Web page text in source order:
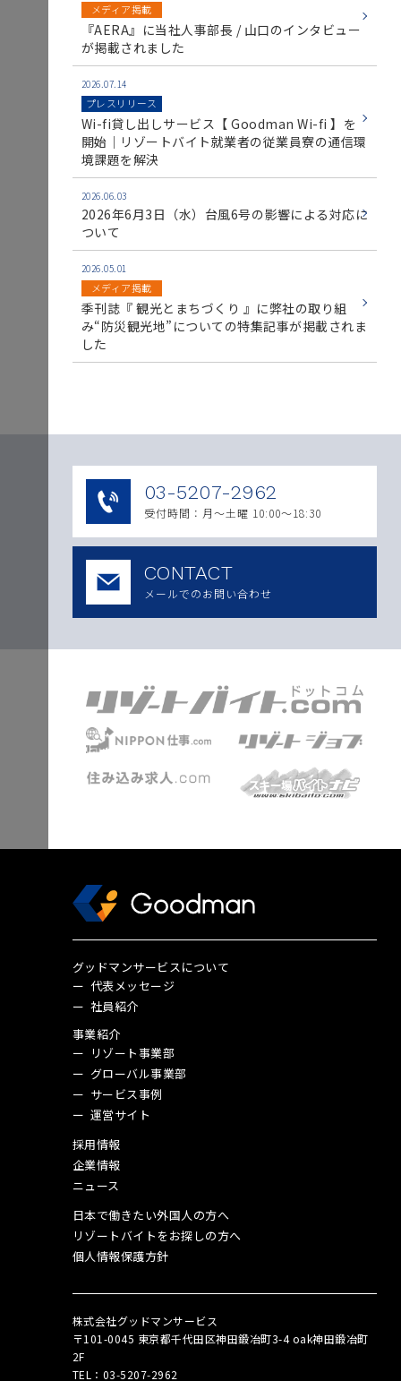
メディア掲載
『AERA』に当社人事部長 / 山口のインタビュー
が掲載されました
2026.07.14
プレスリリース
Wi-fi貸し出しサービス【 Goodman Wi-fi 】を
開始｜リゾートバイト就業者の従業員寮の通信環
境課題を解決
2026.06.03
2026年6月3日（水）台風6号の影響による対応に
ついて
2026.05.01
メディア掲載
季刊誌『 観光とまちづくり 』に弊社の取り組
み“防災観光地”についての特集記事が掲載されま
した
03-5207-2962
受付時間：月〜土曜 10:00～18:30
CONTACT
メールでのお問い合わせ
グッドマンサービスについて
代表メッセージ
社員紹介
事業紹介
リゾート事業部
グローバル事業部
サービス事例
運営サイト
採用情報
企業情報
ニュース
日本で働きたい外国人の方へ
リゾートバイトをお探しの方へ
個人情報保護方針
株式会社グッドマンサービス
〒101-0045 東京都千代田区神田鍛冶町3-4 oak神田鍛冶町
2F
TEL：03‑5207‑2962